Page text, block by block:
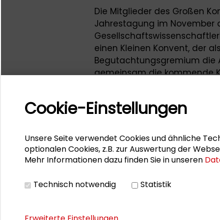
Die Mitglieder des Großen
Jahrestagung im November
einen Kleinen Konvent, der
Begutachtungsgremium die
gemeinsam die kommende
Der Kleine Konvent besteht
Gewählten gehören dem
Akademie für Politische
Hochschule Furtwangen,
Sebastian Kurtenbach
Cookie-Einstellungen
Unsere Seite verwendet Cookies und ähnliche
optionalen Cookies, z.B. zur Auswertung der
Mehr Informationen dazu finden Sie in unseren
Technisch notwendig Statistik